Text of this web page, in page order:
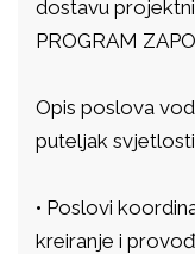
dostavu
PROGRAM
Opis poslova
puteljak
• Poslovi
kreiranje i